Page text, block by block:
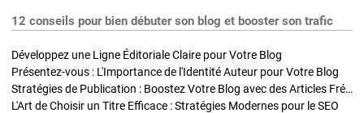
12 conseils pour bien débuter son blog et booster son trafic
Développez une Ligne Éditoriale Claire pour Votre Blog
Présentez-vous : L'Importance de l'Identité Auteur pour Votre Blog
Stratégies de Publication : Boostez Votre Blog avec des Articles Fréquents et Exclusifs
L'Art de Choisir un Titre Efficace : Stratégies Modernes pour le SEO